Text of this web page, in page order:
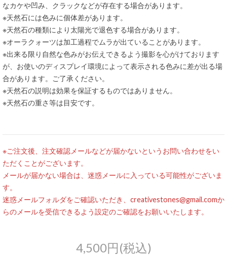
なカケや凹み、クラックなどが存在する場合があります。
※天然石には色みに個体差があります。
※天然石の種類により太陽光で退色する場合があります。
※オーラクォーツは加工過程でムラが出ていることがあります。
※出来る限り自然な色みがお伝えできるよう撮影を心がけております
が、お使いのディスプレイ環境によって表示される色みに差が出る場
合があります。ご了承ください。
※天然石の説明は効果を保証するものではありません。
※天然石の重さ等は目安です。
※ご注文後、注文確認メールなどが届かないというお問い合わせをい
ただくことがございます。
メールが届かない場合は、迷惑メールに入っている可能性がございま
す。
迷惑メールフォルダをご確認いただき、creativestones@gmail.comか
らのメールを受信できるよう設定のご確認をお願いいたします。
4,500円(税込)